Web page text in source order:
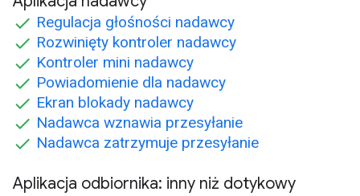
Regulacja głośności nadawcy
Rozwinięty kontroler nadawcy
Kontroler mini nadawcy
Powiadomienie dla nadawcy
Ekran blokady nadawcy
Nadawca wznawia przesyłanie
Nadawca zatrzymuje przesyłanie
Aplikacja odbiornika: inny niż dotykowy